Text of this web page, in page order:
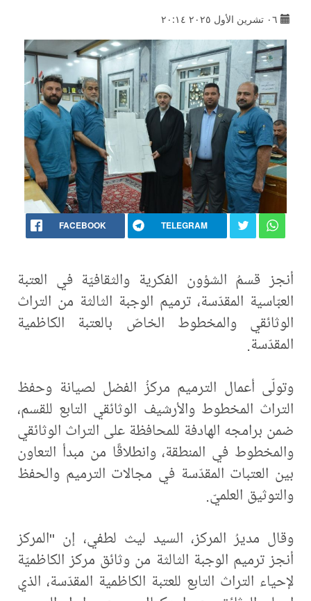
٠٦ تشرين الأول ٢٠٢٥ ٢٠:١٤
FACEBOOK TELEGRAM
أنجز قسمُ الشؤون الفكرية والثقافيّة في العتبة
العبّاسية المقدّسة، ترميم الوجبة الثالثة من التراث
الوثائقي والمخطوط الخاصّ بالعتبة الكاظمية
المقدّسة.
وتولّى أعمال الترميم مركزُ الفضل لصيانة وحفظ
التراث المخطوط والأرشيف الوثائقي التابع للقسم،
ضمن برامجه الهادفة للمحافظة على التراث الوثائقي
والمخطوط في المنطقة، وانطلاقًا من مبدأ التعاون
بين العتبات المقدّسة في مجالات الترميم والحفظ
والتوثيق العلميّ.
وقال مديرُ المركز، السيد ليث لطفي، إن "المركز
أنجز ترميم الوجبة الثالثة من وثائق مركز الكاظميّة
لإحياء التراث التابع للعتبة الكاظمية المقدّسة، الذي